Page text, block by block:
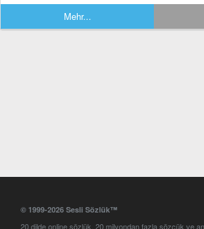
Mehr...
© 1999-2026 Sesli Sözlük™
20 dilde online sözlük. 20 milyondan fazla sözcük ve